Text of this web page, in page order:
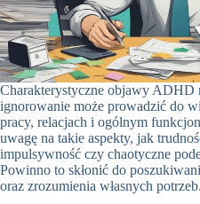
Charakterystyczne objawy ADHD
ignorowanie może prowadzić do
pracy, relacjach i ogólnym
uwagę na takie aspekty, jak
impulsywność czy chaotyczne
Powinno to skłonić do
oraz zrozumienia własnych potrzeb.